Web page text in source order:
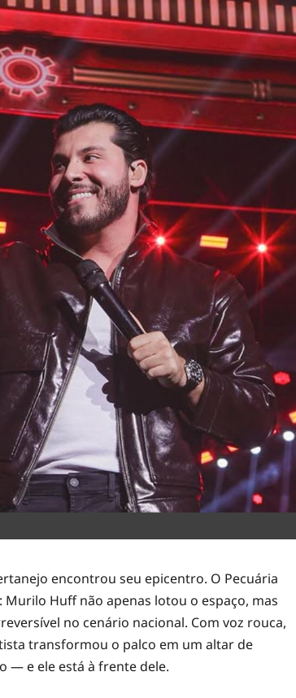
encontrou seu epicentro. O Pecuária
Huff não apenas lotou o espaço, mas
no cenário nacional. Com voz rouca,
transformou o palco em um altar de
— e ele está à frente dele.